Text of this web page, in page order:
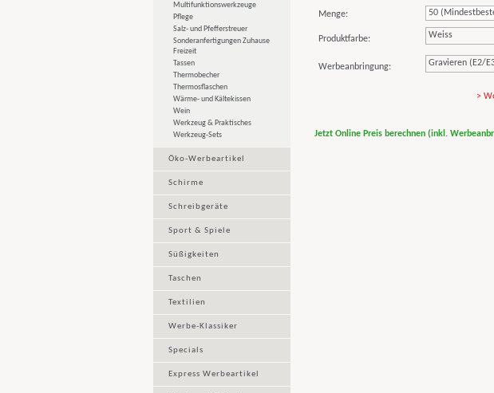
Multifunktionswerkzeuge
Pflege
Salz- und Pfefferstreuer
Sonderanfertigungen Zuhause
Freizeit
Tassen
Thermobecher
Thermosflaschen
Wärme- und Kältekissen
Wein
Werkzeug & Praktisches
Werkzeug-Sets
Öko-Werbeartikel
Schirme
Schreibgeräte
Sport & Spiele
Süßigkeiten
Taschen
Textilien
Werbe-Klassiker
Specials
Express Werbeartikel
Menge:
Produktfarbe: Weiss
Werbeanbringung: Gravieren (E2/
>
Jetzt Online Preis berechnen (inkl.